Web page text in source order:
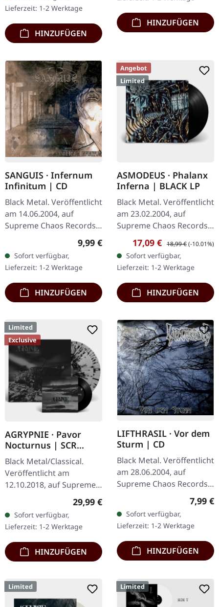
Lieferzeit: 1-2 Werktage
HINZUFÜGEN
Insert und…
HINZUFÜGEN
SANGUIS · Infernum
Infinitum | CD
Black Metal. Veröffentlicht
am 14.06.2004, auf
Supreme Chaos Records.
CD im Jewelcase mit 16-
seitigem Booklet. Die
österreichische Black
Metal-Horde…
Regulärer Preis:
9,99 €
Sofort verfügbar,
Lieferzeit: 1-2 Werktage
HINZUFÜGEN
Angebot
Limited
ASMODEUS · Phalanx
Inferna | BLACK LP
Black Metal. Veröffentlicht
am 23.02.2004, auf
Supreme Chaos Records.
Hochwertiges 180g Vinyl
mit schönem Gatefold
Cover und bedruckten
Innenhüllen.…
Verkaufspreis:
17,09 € Regulärer Preis:
18,99 €(-10.01%)
Sofort verfügbar,
Lieferzeit: 1-2 Werktage
HINZUFÜGEN
Limited
Exclusive
AGRYPNIE · Pavor
Nocturnus | SCR
GREY/BLACK SPLATTER
2LP+7" BUNDLE
Black Metal/Classical.
Veröffentlicht am
12.10.2018, auf Supreme
Chaos Records. Schweres
180g Doppel-Vinyl im
Gatefold-Cover mit der
extra 7" Single…
Regulärer Preis:
29,99 €
Sofort verfügbar,
Lieferzeit: 1-2 Werktage
HINZUFÜGEN
LIFTHRASIL · Vor dem
Sturm | CD
Black Metal. Veröffentlicht
am 28.06.2004, auf
Supreme Chaos Records.
CD im Jewelcase mit
entfesselt mit „Vor dem
Sturm" eine…
7,99 €
Sofort verfügbar,
Lieferzeit: 1-2 Werktage
HINZUFÜGEN
Limited Limited